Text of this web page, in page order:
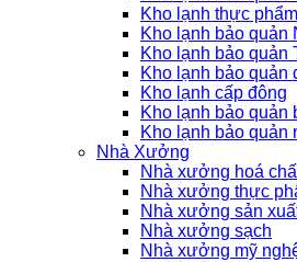
Kho lạnh thực phẩm
Kho lạnh bảo quản
Kho lạnh bảo quản
Kho lạnh bảo quản
Kho lạnh cấp đông
Kho lạnh bảo quản
Kho lạnh bảo quản
Nhà Xưởng
Nhà xưởng hoá
Nhà xưởng thực
Nhà xưởng sản
Nhà xưởng sạch
Nhà xưởng mỹ